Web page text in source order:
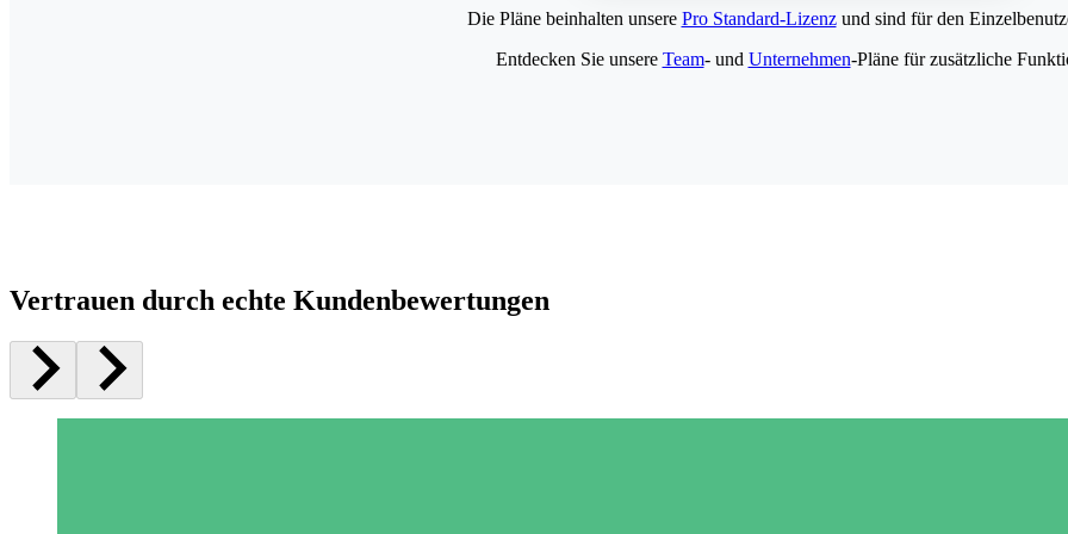
Die Pläne beinhalten unsere Pro Standard-Lizenzund sind für den
Entdecken Sie unsere Team- und Unternehmen-Pläne für zusätzliche
Vertrauen durch echte Kundenbewertungen